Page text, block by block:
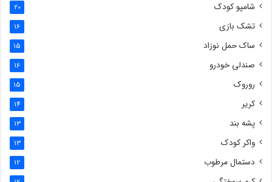
شامپو کودک 20
تشک بازی 16
ساک حمل نوزاد 15
صندلی خودرو 16
روروک 15
کریر 14
پشه بند 13
واکر کودک 13
دستمال مرطوب 12